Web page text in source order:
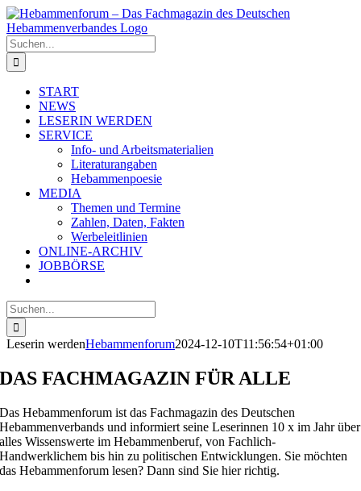
Zum
Inhalt
springen
Suche
nach:
START
NEWS
LESERIN WERDEN
SERVICE
Info- und Arbeitsmaterialien
Literaturangaben
Hebammenpoesie
MEDIA
Themen und Termine
Zahlen, Daten, Fakten
Werbeleitlinien
ONLINE-ARCHIV
JOBBÖRSE
Suche
nach:
Leserin werdenHebammenforum2024-12-10T11:56:54+01:00
DAS FACHMAGAZIN FÜR ALLE
Das Hebammenforum ist das Fachmagazin des Deutschen
Hebammenverbands und informiert seine Leserinnen 10 x im Jahr über
alles Wissenswerte im Hebammenberuf, von Fachlich-
Handwerklichem bis hin zu politischen Entwicklungen. Sie möchten
das Hebammenforum lesen? Dann sind Sie hier richtig.